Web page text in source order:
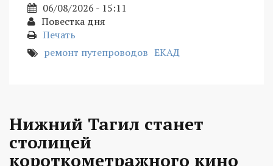
06/08/2026 - 15:11
Повестка дня
Печать
ремонт путепроводов ЕКАД
Нижний Тагил станет
столицей
короткометражного кино